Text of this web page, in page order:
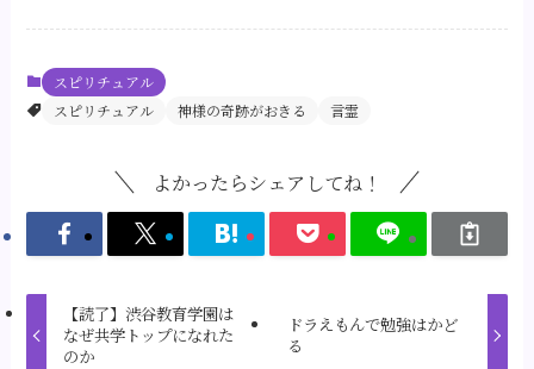
スピリチュアル
スピリチュアル
神様の奇跡がおきる 言霊
よかったらシェアしてね！
【読了】渋谷教育学園は
なぜ共学トップになれた
のか
ドラえもんで勉強はかど
る